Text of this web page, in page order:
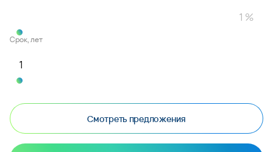
Срок, лет
Смотреть предложения